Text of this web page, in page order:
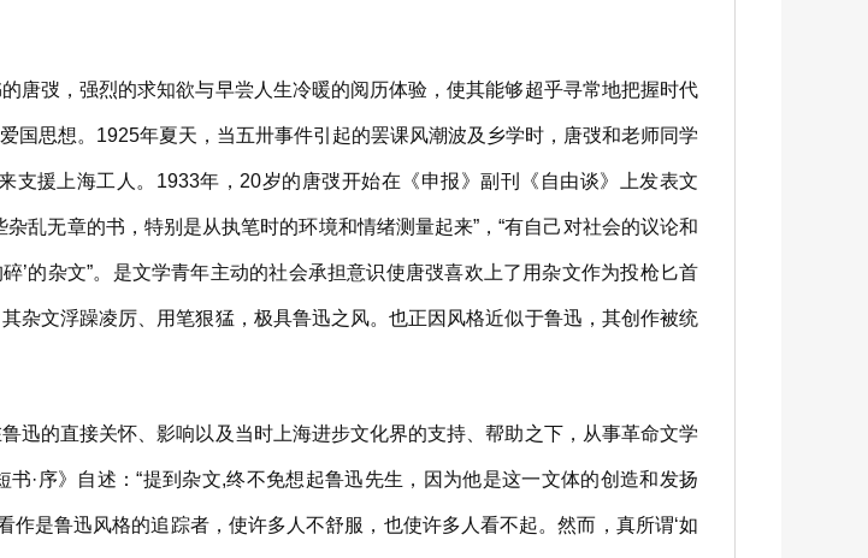
弢，强烈的求知欲与早尝人生冷暖的阅历体验，使其能够超乎寻常地把握时代
国思想。1925年夏天，当五卅事件引起的罢课风潮波及乡学时，唐弢和老师同学
援上海工人。1933年，20岁的唐弢开始在《申报》副刊《自由谈》上发表文
乱无章的书，特别是从执笔时的环境和情绪测量起来”，“有自己对社会的议论和
’的杂文”。是文学青年主动的社会承担意识使唐弢喜欢上了用杂文作为投枪匕首
杂文浮躁凌厉、用笔狠猛，极具鲁迅之风。也正因风格近似于鲁迅，其创作被统
的直接关怀、影响以及当时上海进步文化界的支持、帮助之下，从事革命文学
·序》自述：“提到杂文,终不免想起鲁迅先生，因为他是这一文体的创造和发扬
是鲁迅风格的追踪者，使许多人不舒服，也使许多人看不起。然而，真所谓‘如